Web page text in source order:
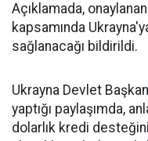
Açıklamada,
kapsamında
sağlanacağı bildirildi.
Ukrayna Devlet
yaptığı paylaşımda,
dolarlık kredi